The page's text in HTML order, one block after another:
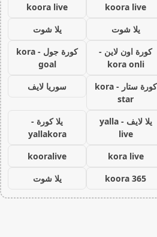
koora live
koora live
يلا شوت
يلا شوت
كورة اون لاين -
kora onli
كورة جول - kora
goal
كورة ستار - kora
star
سوريا لايف
يلا لايف - yalla
live
يلا كورة -
yallakora
kora live
kooralive
koora 365
يلا شوت